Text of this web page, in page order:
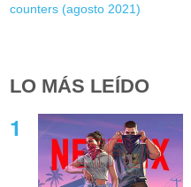
counters (agosto 2021)
LO MÁS LEÍDO